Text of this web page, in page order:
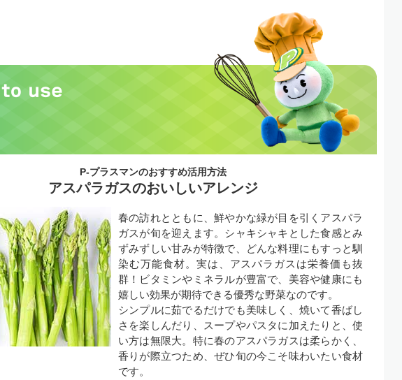
P-プラスマンのおすすめ活用方法
アスパラガスのおいしいアレンジ
春の訪れとともに、鮮やかな緑が目を引くアスパラ
ガスが旬を迎えます。シャキシャキとした食感とみ
ずみずしい甘みが特徴で、どんな料理にもすっと馴
染む万能食材。実は、アスパラガスは栄養価も抜
群！ビタミンやミネラルが豊富で、美容や健康にも
嬉しい効果が期待できる優秀な野菜なのです。
シンプルに茹でるだけでも美味しく、焼いて香ばし
さを楽しんだり、スープやパスタに加えたりと、使
い方は無限大。特に春のアスパラガスは柔らかく、
香りが際立つため、ぜひ旬の今こそ味わいたい食材
です。